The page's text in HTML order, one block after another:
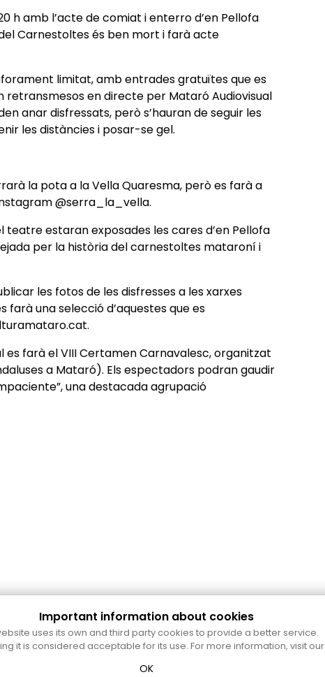
h amb l’acte de comiat i enterro d’en Pellofa
del Carnestoltes és ben mort i farà acte
limitat, amb entrades gratuïtes que es
en directe per Mataró Audiovisual
anar disfressats, però s’hauran de seguir les
les distàncies i posar-se gel.
la pota a la Vella Quaresma, però es farà a
@serra_la_vella.
estaran exposades les cares d’en Pellofa
per la història del carnestoltes mataroní i
les fotos de les disfresses a les xarxes
una selecció d’aquestes que es
es farà el VIII Certamen Carnavalesc, organitzat
a Mataró). Els espectadors podran gaudir
una destacada agrupació
Important information about cookies
uses its own and third party cookies to provide a better service.
it is considered acceptable for its use. For more information, visit our
OK